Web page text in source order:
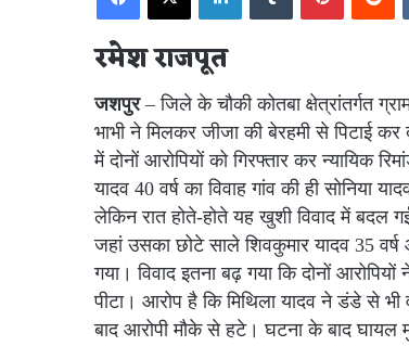
रमेश राजपूत
जशपुर– जिले के चौकी कोतबा क्षेत्रांतर्गत
भाभी ने मिलकर जीजा की बेरहमी से पिटाई
में दोनों आरोपियों को गिरफ्तार कर न्यायिक
यादव 40 वर्ष का विवाह गांव की ही सोनिया
लेकिन रात होते-होते यह खुशी विवाद में बदल
जहां उसका छोटे साले शिवकुमार यादव 35 वर्ष
गया। विवाद इतना बढ़ गया कि दोनों
पीटा। आरोप है कि मिथिला यादव ने डंडे से
बाद आरोपी मौके से हटे। घटना के बाद घायल